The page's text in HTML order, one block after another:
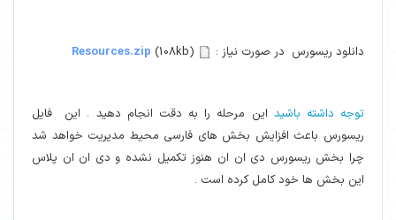
دانلود ریسورس در صورت نیاز : Resources.zip (108kb)
توجه داشته باشید این مرحله را به دقت انجام دهید . این فایل
ریسورس باعث افزایش بخش های فارسی محیط مدیریت خواهد شد
چرا بخش ریسورس دی ان ان هنوز تکمیل نشده و دی ان ان پلاس
این بخش ها خود کامل کرده است .